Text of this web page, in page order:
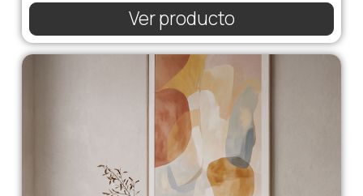
Ver producto